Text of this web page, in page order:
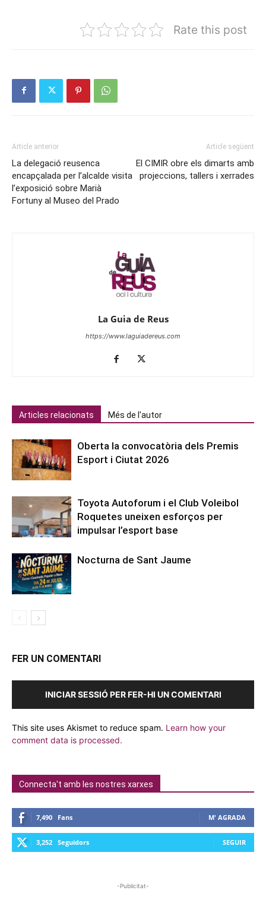
Rate this post
Article anterior
La delegació reusenca
encapçalada per l’alcalde visita
l’exposició sobre Marià
Fortuny al Museo del Prado
Article següent
El CIMIR obre els dimarts amb
projeccions, tallers i xerrades
La Guia de Reus
https://www.laguiadereus.com
Articles relacionats Més de l'autor
Oberta la convocatòria dels Premis
Esport i Ciutat 2026
Toyota Autoforum i el Club Voleibol
Roquetes uneixen esforços per
impulsar l’esport base
Nocturna de Sant Jaume
FER UN COMENTARI
INICIAR SESSIÓ PER FER-HI UN COMENTARI
This site uses Akismet to reduce spam. Learn how your
comment data is processed.
Connecta't amb les nostres xarxes
7,490 Fans M' AGRADA
3,252 Seguidors SEGUIR
-Publicitat-